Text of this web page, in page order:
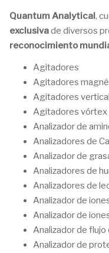
Quantum Analytical,
exclusivade diversos
reconocimiento
Agitadores
Agitadores
Agitadores
Agitadores vórtex
Analizador de
Analizadores de
Analizador de
Analizadores de
Analizadores de
Analizador de
Analizador de
Analizador de flujo
Analizador de